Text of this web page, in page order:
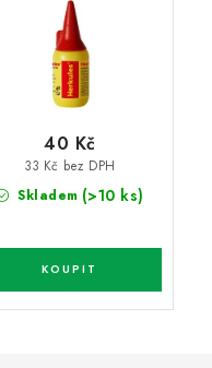
Skladem (>10 ks)
33 Kč bez DPH
40 Kč